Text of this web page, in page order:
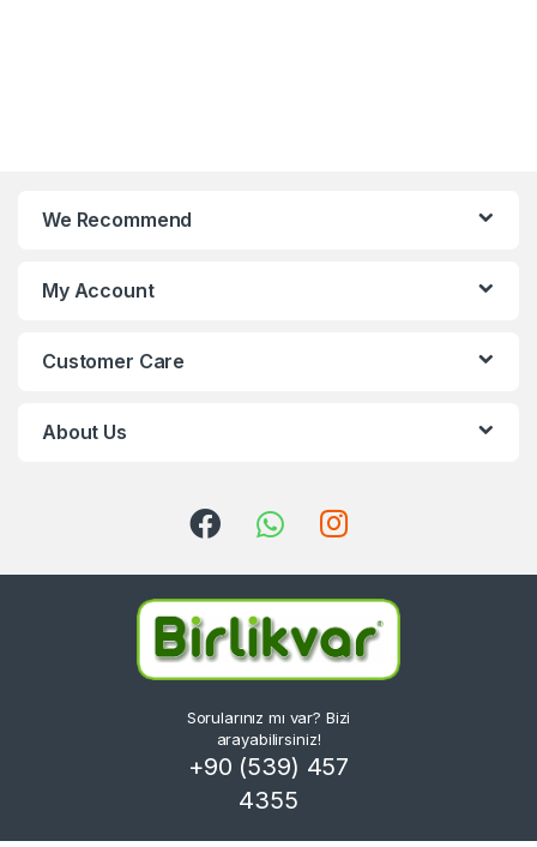
We Recommend
My Account
Customer Care
About Us
Sorularınız mı var? Bizi
arayabilirsiniz!
+90 (539) 457
4355